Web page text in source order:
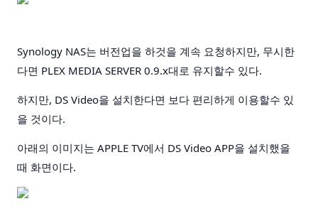
Synology NAS는 버전업을 하것을 계속 요청하지만, 무시한
다면 PLEX MEDIA SERVER 0.9.x대로 유지할수 있다.
하지만, DS Video을 설치한다면 보다 편리하게 이용할수 있
을 것이다.
아래의 이미지는 APPLE TV에서 DS Video APP을 설치했을
때 화면이다.